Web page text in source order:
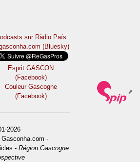
sur Ràdio País
(Bluesky)
Esprit GASCON
(Facebook)
Couleur Gascogne
(Facebook)
2026
-
-Région Gascogne